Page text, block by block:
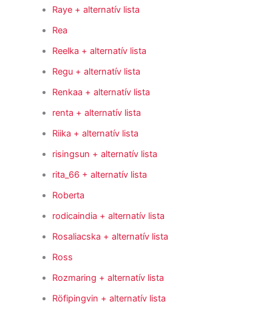
Raye + alternatív lista
Rea
Reelka + alternatív lista
Regu + alternatív lista
Renkaa + alternatív lista
renta + alternatív lista
Riika + alternatív lista
risingsun + alternatív lista
rita_66 + alternatív lista
Roberta
rodicaindia + alternatív lista
Rosaliacska + alternatív lista
Ross
Rozmaring + alternatív lista
Röfipingvin + alternatív lista